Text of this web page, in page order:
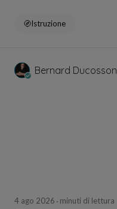
Istruzione
Bernard Ducosson
4 ago 2026 minuti di lettura